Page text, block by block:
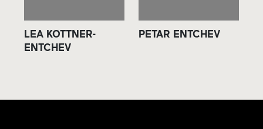
LEA KOTTNER-
ENTCHEV
PETAR ENTCHEV